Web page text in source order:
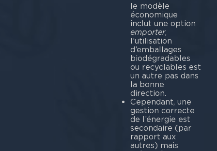
le modèle
économique
inclut une option
emporter,
l’utilisation
d’emballages
biodégradables
ou recyclables est
un autre pas dans
la bonne
direction.
Cependant, une
gestion correcte
de l’énergie est
secondaire (par
rapport aux
autres) mais